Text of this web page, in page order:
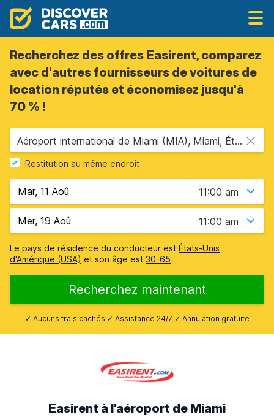
Recherchez des offres Easirent, comparez
avec d'autres fournisseurs de voitures de
location réputés et économisez jusqu'à
70 % !
Aéroport international de Miami (MIA), Miami, États-Unis - Floride
Restitution au même endroit
11:00 am
11:00 am
Le pays de résidence du conducteur est États-Unis
d'Amérique (USA) et son âge est 30-65
Recherchez maintenant
✓ Aucuns frais cachés ✓ Assistance 24/7 ✓ Annulation gratuite
Easirent à l’aéroport de Miami